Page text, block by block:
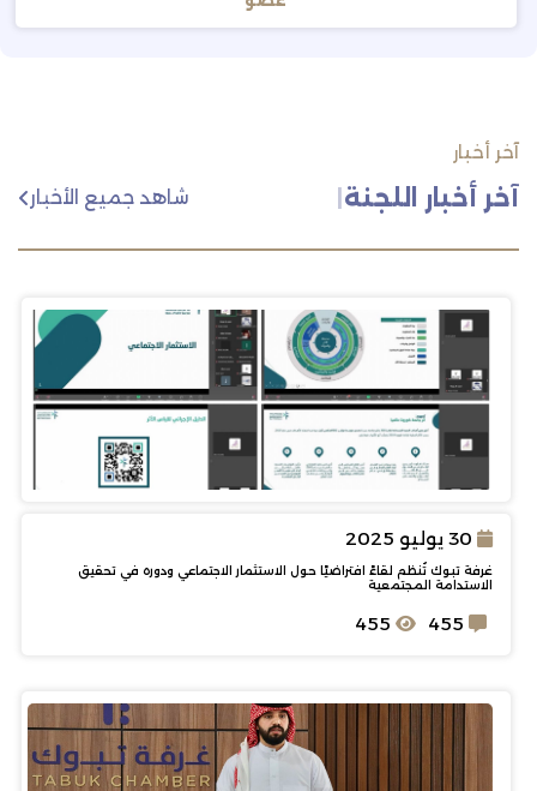
آخر أخبار
آخر أخبار اللجنة شاهد جميع الأخبار
غرفة تبوك تُنظم لقاءً افتراضيًا حول الاستثمار الاجتماعي ودوره في تحقيق
الاستدامة المجتمعية
455
455